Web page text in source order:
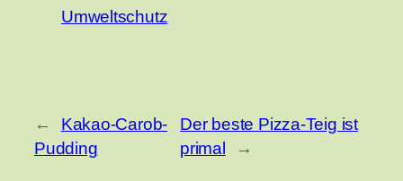
Umweltschutz
←
Kakao-Carob-
Pudding
Der beste Pizza-Teig ist
primal
→